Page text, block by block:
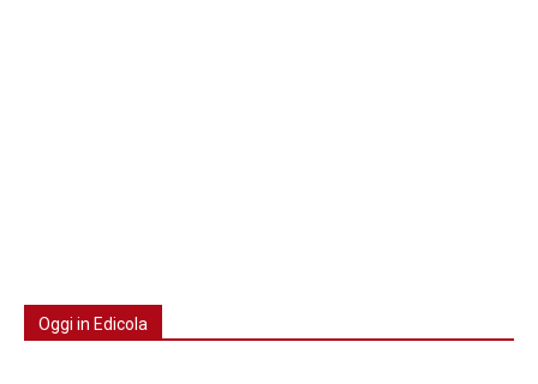
Oggi in Edicola